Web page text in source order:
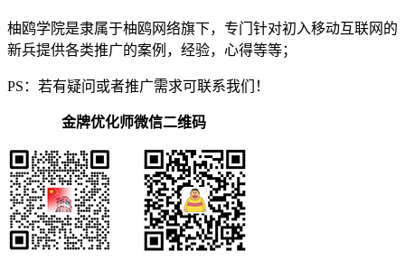
柚鸥学院是隶属于柚鸥网络旗下，专门针对初入移动互联网的
新兵提供各类推广的案例，经验，心得等等；
PS：若有疑问或者推广需求可联系我们！
金牌优化师微信二维码